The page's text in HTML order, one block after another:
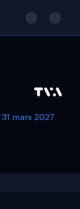
31 mars 2027